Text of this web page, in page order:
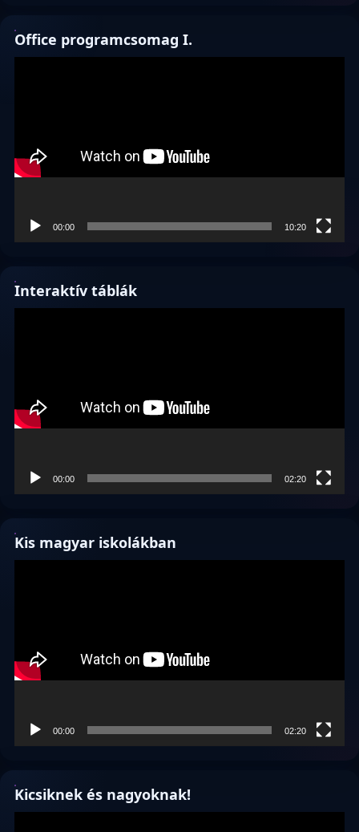
Office programcsomag I.
00:00 10:20
Interaktív táblák
00:00 02:20
Kis magyar iskolákban
00:00 02:20
Kicsiknek és nagyoknak!